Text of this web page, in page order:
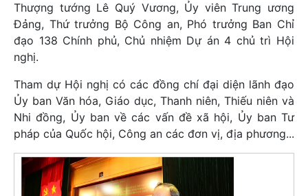
Thượng tướng Lê Quý Vương, Ủy viên Trung ương
Đảng, Thứ trưởng Bộ Công an, Phó trưởng Ban Chỉ
đạo 138 Chính phủ, Chủ nhiệm Dự án 4 chủ trì Hội
nghị.
Tham dự Hội nghị có các đồng chí đại diện lãnh đạo
Ủy ban Văn hóa, Giáo dục, Thanh niên, Thiếu niên và
Nhi đồng, Ủy ban về các vấn đề xã hội, Ủy ban Tư
pháp của Quốc hội, Công an các đơn vị, địa phương...